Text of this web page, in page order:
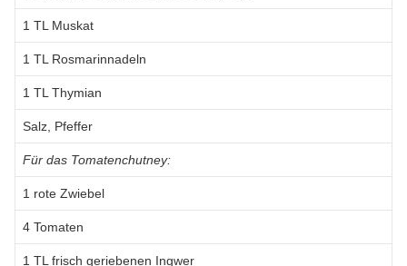
1 TL Muskat
1 TL Rosmarinnadeln
1 TL Thymian
Salz, Pfeffer
Für das Tomatenchutney:
1 rote Zwiebel
4 Tomaten
1 TL frisch geriebenen Ingwer